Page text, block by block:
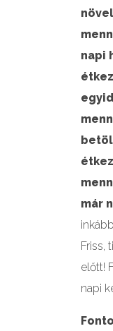
napi
már
Friss,
előtt!
napi